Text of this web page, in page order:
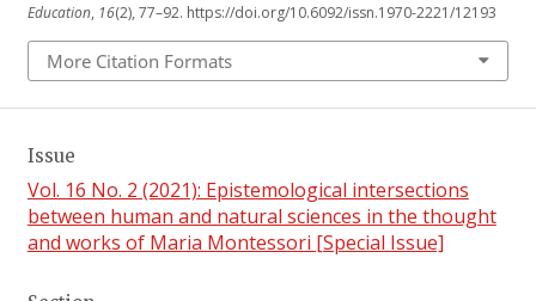
Education, 16(2), 77–92. https://doi.org/10.6092/issn.1970-2221/12193
More Citation Formats
Issue
Vol. 16 No. 2 (2021): Epistemological intersections
between human and natural sciences in the thought
and works of Maria Montessori [Special Issue]